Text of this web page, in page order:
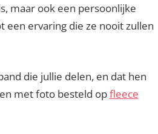
maar ook een persoonlijke
een ervaring die ze nooit zullen
die jullie delen, en dat hen
met foto besteld opfleece